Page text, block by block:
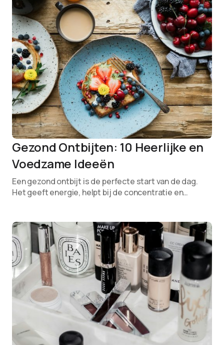
Gezond Ontbijten: 10 Heerlijke en
Voedzame Ideeën
Een gezond ontbijt is de perfecte start van de dag.
Het geeft energie, helpt bij de concentratie en…